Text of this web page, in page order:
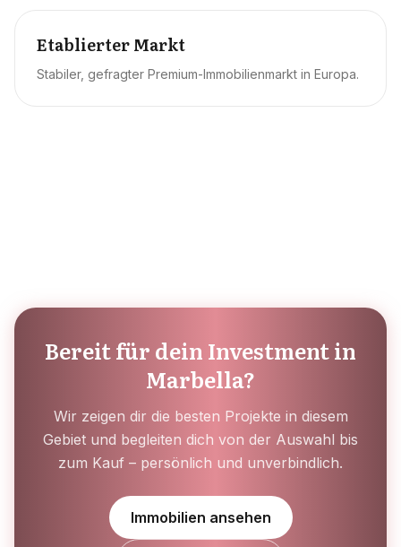
Etablierter Markt
Stabiler, gefragter Premium-Immobilienmarkt in Europa.
Bereit für dein Investment in
Marbella?
Wir zeigen dir die besten Projekte in diesem
Gebiet und begleiten dich von der Auswahl bis
zum Kauf – persönlich und unverbindlich.
Immobilien ansehen